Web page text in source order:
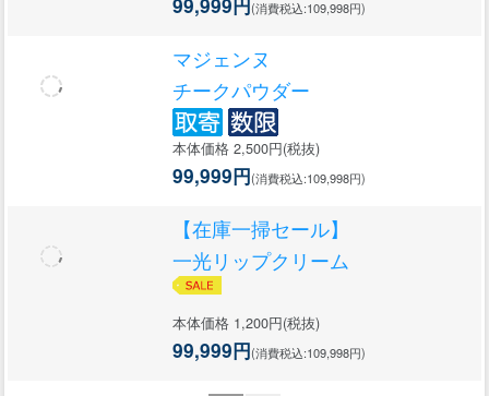
(消費税込:109,998円)
マジェンヌ
チークパウダー
本体価格 2,500円(税抜)
99,999円(消費税込:109,998円)
【在庫一掃セール】
一光リップクリーム
本体価格 1,200円(税抜)
99,999円(消費税込:109,998円)